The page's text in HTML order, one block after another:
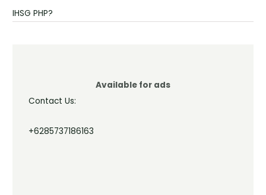
IHSG PHP?
Available for ads
Contact Us:
+6285737186163